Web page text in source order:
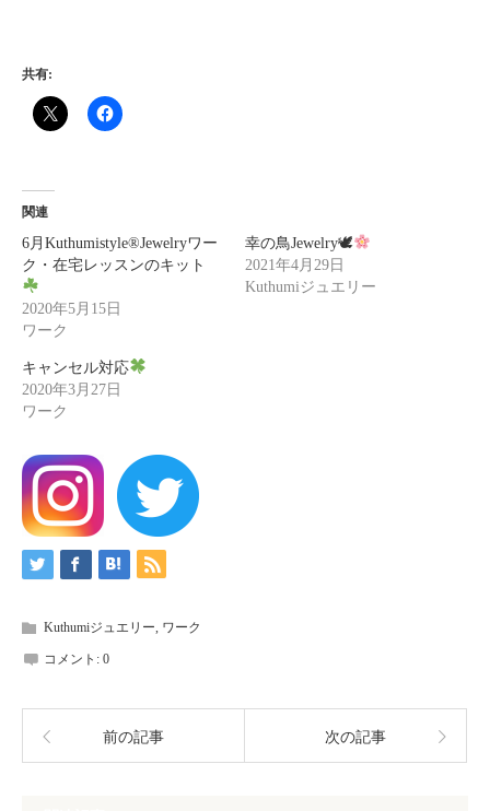
共有:
関連
6月Kuthumistyle®️Jewelryワー
ク・在宅レッスンのキット
2020年5月15日
ワーク
幸の鳥Jewelry🕊
2021年4月29日
Kuthumiジュエリー
キャンセル対応
2020年3月27日
ワーク
Kuthumiジュエリー, ワーク
コメント: 0
前の記事 次の記事